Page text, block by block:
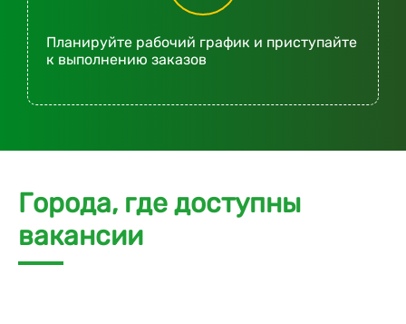
Планируйте рабочий график и приступайте
к выполнению заказов
Города, где доступны
вакансии